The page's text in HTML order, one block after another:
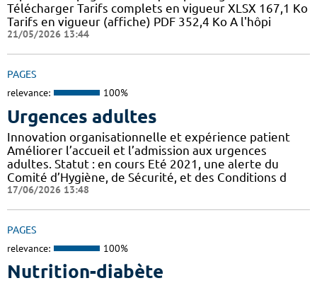
Télécharger Tarifs complets en vigueur XLSX 167,1 Ko
Tarifs en vigueur (affiche) PDF 352,4 Ko A l'hôpi
21/05/2026 13:44
PAGES
relevance: 100%
Urgences adultes
Innovation organisationnelle et expérience patient
Améliorer l’accueil et l’admission aux urgences
adultes. Statut : en cours Eté 2021, une alerte du
Comité d’Hygiène, de Sécurité, et des Conditions d
17/06/2026 13:48
PAGES
relevance: 100%
Nutrition-diabète